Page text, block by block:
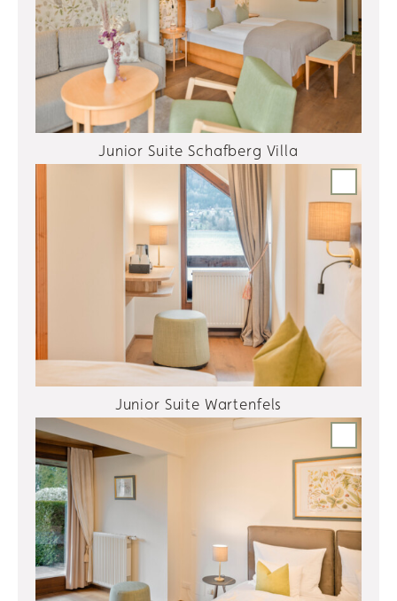
Junior Suite Schafberg Villa
Junior Suite Wartenfels